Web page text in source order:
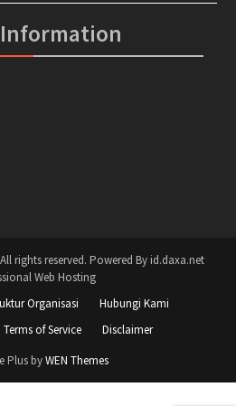
Information
rights reserved. Powered By id.daxa.net
Web Hosting
Organisasi
Hubungi Kami
Terms of Service
Disclaimer
Plus byWEN Themes